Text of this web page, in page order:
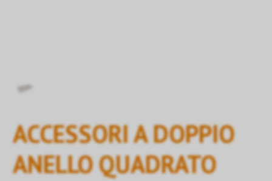
ACCESSORI A DOPPIO
ANELLO QUADRATO